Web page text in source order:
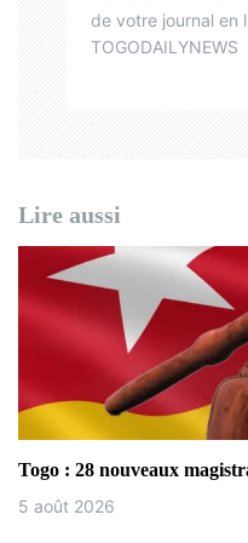
de votre journal en
TOGODAILYNEWS
Lire aussi
Togo : 28 nouveaux
5 août 2026